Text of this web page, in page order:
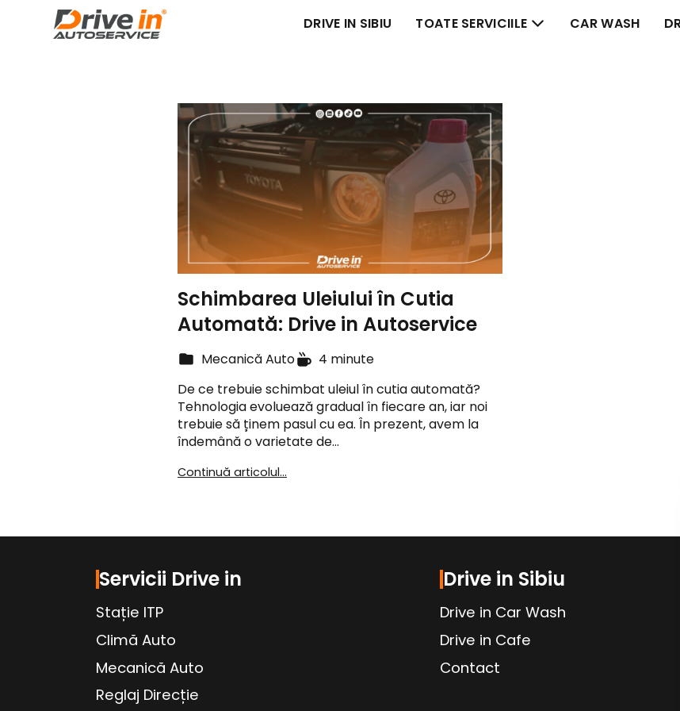
DRIVE IN SIBIU TOATE SERVICIILE CAR WASH
Schimbarea Uleiului în Cutia
Automată: Drive in Autoservice
Mecanică Auto
4 minute
De ce trebuie schimbat uleiul în cutia automată?
Tehnologia evoluează gradual în fiecare an, iar noi
trebuie să ținem pasul cu ea. În prezent, avem la
îndemână o varietate de…
Continuă articolul...
Servicii Drive in
Stație ITP
Climă Auto
Mecanică Auto
Reglaj Direcție
Drive in Sibiu
Drive in Car Wash
Drive in Cafe
Contact